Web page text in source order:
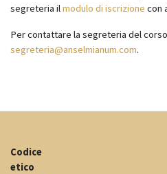
segreteria ilmodulo di iscrizione con
Per contattare la segreteria del
segreteria@anselmianum.com.
Codice
etico